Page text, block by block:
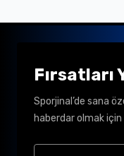
Fırsatları
Sporjinal’de sana
haberdar olmak için